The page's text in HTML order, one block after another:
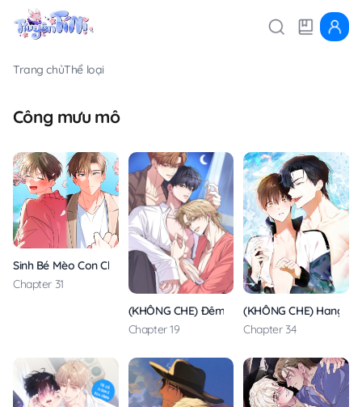
Trang chủThể loại
Công mưu mô
Sinh Bé Mèo Con Cho Tôi Nhanh!
Chapter 31
(KHÔNG CHE) Đêm Hồng Ân
Chapter 19
(KHÔNG CHE) Hang
Chapter 34